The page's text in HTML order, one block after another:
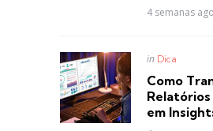
4 semanas ago
Posted
in Dica
Como
em